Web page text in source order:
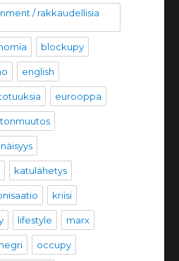
/ rakkaudellisia
blockupy
english
eurooppa
katulähetys
kriisi
lifestyle marx
negri occupy